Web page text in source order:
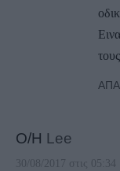
Ο/Η Lee
30/08/2017 στις 05:34